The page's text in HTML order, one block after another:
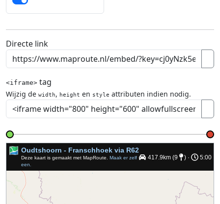
Directe link
<iframe> tag
Wijzig de width, height en style attributen indien nodig.